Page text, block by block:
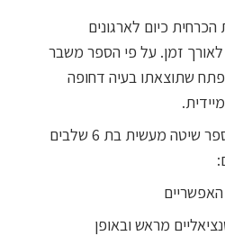
הכרחית כיום לארגונים
זמן. על פי הספר משבר
שתוצאתו בעיה דחופה
ברטון ולואקה מציעים בספר שיטה מעשית בת 6 שלבים
האפשריים
מראש ובאופן